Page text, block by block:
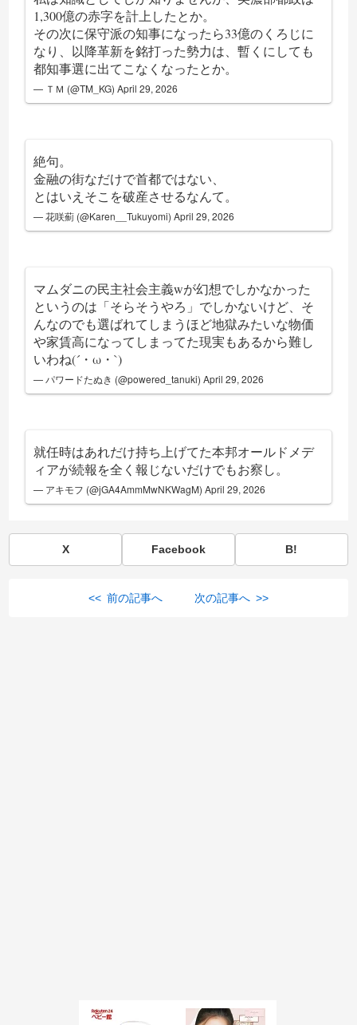
1,300億の赤字を計上したとか。
その次に保守派の知事になったら33億のくろじに
なり、以降革新を銘打った勢力は、暫くにしても
都知事選に出てこなくなったとか。
— ＴＭ (@TM_KG)April 29, 2026
絶句。
金融の街なだけで首都ではない、
とはいえそこを破産させるなんて。
— 花咲薊 (@Karen__Tukuyomi)April 29, 2026
マムダニの民主社会主義wが幻想でしかなかった
というのは「そらそうやろ」でしかないけど、そ
んなのでも選ばれてしまうほど地獄みたいな物価
や家賃高になってしまってた現実もあるから難し
いわね(´・ω・`)
— パワードたぬき (@powered_tanuki)April 29, 2026
就任時はあれだけ持ち上げてた本邦オールドメデ
ィアが続報を全く報じないだけでもお察し。
— アキモフ (@jGA4AmmMwNKWagM)April 29, 2026
X Facebook B!
<< 前の記事へ 次の記事へ >>